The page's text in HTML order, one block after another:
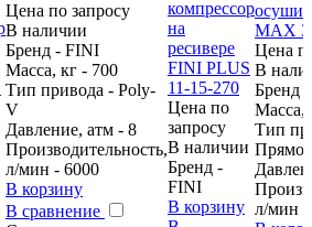
Цена по запросу
В наличии
Бренд - FINI
Масса, кг - 700
Тип привода - Poly-
V
Давление, атм - 8
Производительность,
л/мин - 6000
В корзину
В сравнение
Цена по
запросу
В наличии
Бренд -
FINI
В корзину
Цена
В
Бренд
Масса,
Тип
л/мин -